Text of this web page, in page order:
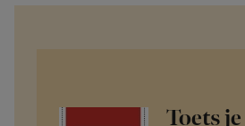
Toets